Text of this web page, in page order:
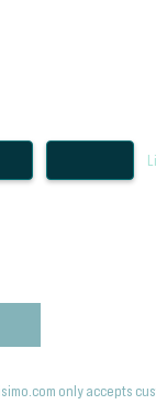
only accepts